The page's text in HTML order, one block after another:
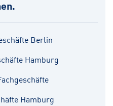
Berlin
Hamburg
Hamburg